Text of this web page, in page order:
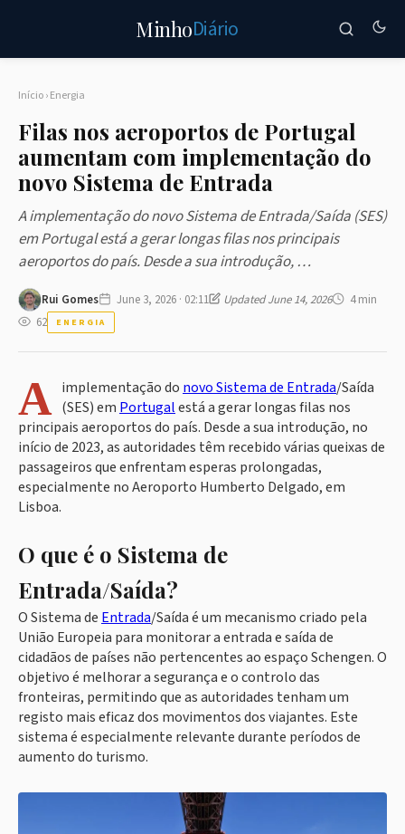
MinhoDiário
Início›Energia
Filas nos aeroportos de Portugal
aumentam com implementação do
novo Sistema de Entrada
A implementação do novo Sistema de Entrada/Saída (SES)
em Portugal está a gerar longas filas nos principais
aeroportos do país. Desde a sua introdução, …
Rui Gomes June 3, 2026 · 02:11 Updated June 14, 2026
4 min
62
ENERGIA
A implementação do novo Sistema de Entrada/Saída
(SES) em Portugalestá a gerar longas filas nos
principais aeroportos do país. Desde a sua introdução, no
início de 2023, as autoridades têm recebido várias queixas de
passageiros que enfrentam esperas prolongadas,
especialmente no Aeroporto Humberto Delgado, em
Lisboa.
O que é o Sistema de
Entrada/Saída?
O Sistema de Entrada/Saída é um mecanismo criado pela
União Europeia para monitorar a entrada e saída de
cidadãos de países não pertencentes ao espaço Schengen. O
objetivo é melhorar a segurança e o controlo das
fronteiras, permitindo que as autoridades tenham um
registo mais eficaz dos movimentos dos viajantes. Este
sistema é especialmente relevante durante períodos de
aumento do turismo.